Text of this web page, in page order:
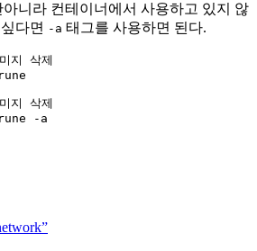
아니라 컨테이너에서 사용하고 있지 않
다면 -a 태그를 사용하면 된다.
지 삭제
지 삭제
-a